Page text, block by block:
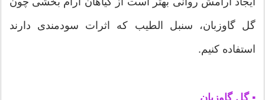
گل گاوزبان، سنبل الطیب که اثرات سودمندی دارند
استفاده کنیم.